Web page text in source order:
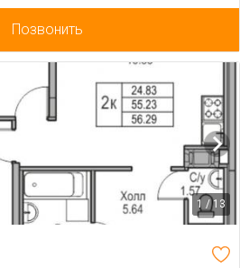
Позвонить
1 / 13